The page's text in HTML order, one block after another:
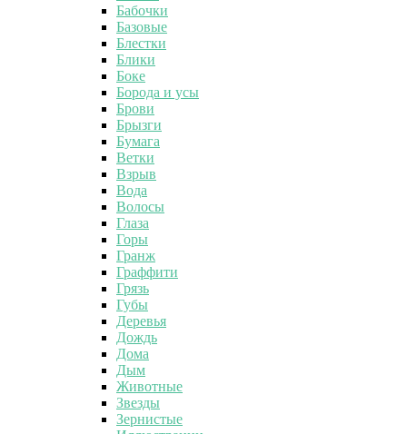
Бабочки
Базовые
Блестки
Блики
Боке
Борода и усы
Брови
Брызги
Бумага
Ветки
Взрыв
Вода
Волосы
Глаза
Горы
Гранж
Граффити
Грязь
Губы
Деревья
Дождь
Дома
Дым
Животные
Звезды
Зернистые